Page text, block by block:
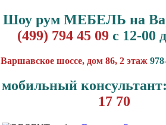
Шоу рум МЕБЕЛЬ на
(499) 794 45 09 с 12-00
Варшавское шоссе, дом 86, 2 этаж
мобильный консультант:
17 70